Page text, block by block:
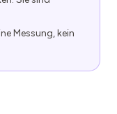
Messung, kein